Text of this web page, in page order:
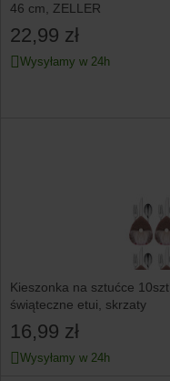
46 cm, ZELLER
22,99 zł
Wysyłamy w 24h
Kieszonka na sztućce 10szt.
świąteczne etui, skrzaty
16,99 zł
Wysyłamy w 24h